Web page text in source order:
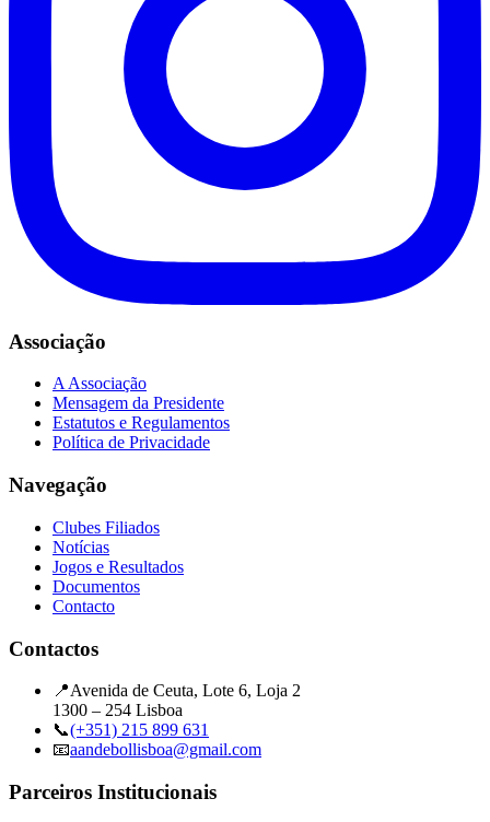
Associação
A Associação
Mensagem da Presidente
Estatutos e Regulamentos
Política de Privacidade
Navegação
Clubes Filiados
Notícias
Jogos e Resultados
Documentos
Contacto
Contactos
📍Avenida de Ceuta, Lote 6, Loja 2
1300 – 254 Lisboa
📞(+351) 215 899 631
📧aandebollisboa@gmail.com
Parceiros Institucionais